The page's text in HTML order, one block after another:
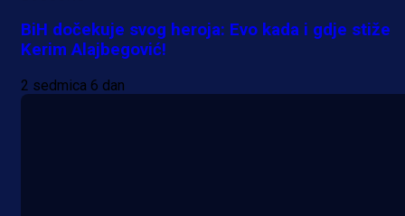
BiH dočekuje svog heroja: Evo kada i gdje stiže
Kerim Alajbegović!
2 sedmica 6 dan